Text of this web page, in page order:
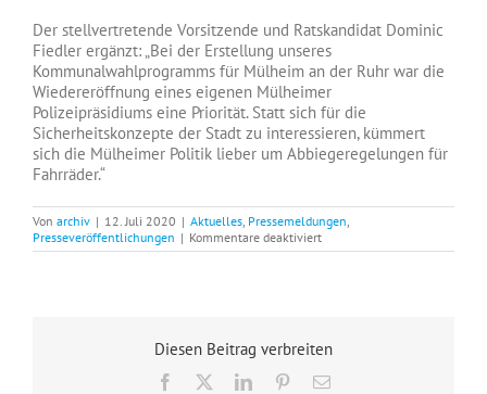
Der stellvertretende Vorsitzende und Ratskandidat Dominic
Fiedler ergänzt: „Bei der Erstellung unseres
Kommunalwahlprogramms für Mülheim an der Ruhr war die
Wiedereröffnung eines eigenen Mülheimer
Polizeipräsidiums eine Priorität. Statt sich für die
Sicherheitskonzepte der Stadt zu interessieren, kümmert
sich die Mülheimer Politik lieber um Abbiegeregelungen für
Fahrräder.“
Von archiv | 12. Juli 2020 | Aktuelles, Pressemeldungen,
Presseveröffentlichungen | Kommentare deaktiviertfür
Die
Ruhr
gestoppt
Diesen Beitrag verbreiten
Facebook LinkedInPinterest
E-